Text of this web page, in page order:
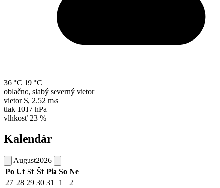
36 °C 19 °C
oblačno, slabý severný vietor
vietor S, 2.52 m/s
tlak 1017 hPa
vlhkosť 23 %
Kalendár
August2026
Po Ut St Št Pia So Ne
27 28 29 30 31 1
2